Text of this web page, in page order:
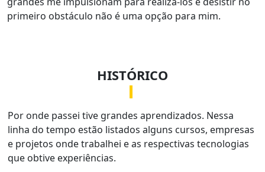
primeiro obstáculo não é uma opção para mim.
HISTÓRICO
Por onde passei tive grandes aprendizados. Nessa
linha do tempo estão listados alguns cursos, empresas
e projetos onde trabalhei e as respectivas tecnologias
que obtive experiências.